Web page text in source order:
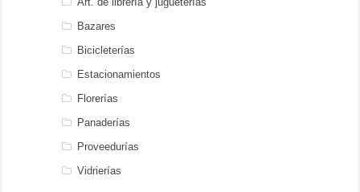
Bazares
Bicicleterías
Estacionamientos
Florerías
Panaderías
Proveedurías
Vidrierías